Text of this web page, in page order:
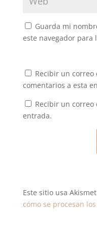
Guarda mi
este navegador para
Recibir un correo
comentarios a esta
Recibir un correo
entrada.
Este sitio usa
cómo se procesan